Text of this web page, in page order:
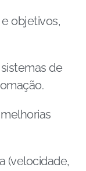
objetivos,
de
(velocidade,